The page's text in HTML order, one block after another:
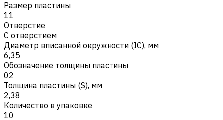
Размер пластины
11
Отверстие
С отверстием
Диаметр вписанной окружности (IC), мм
6,35
Обозначение толщины пластины
02
Толщина пластины (S), мм
2,38
Количество в упаковке
10